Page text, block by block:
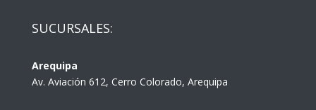
SUCURSALES:
Arequipa
Av. Aviación 612, Cerro Colorado, Arequipa